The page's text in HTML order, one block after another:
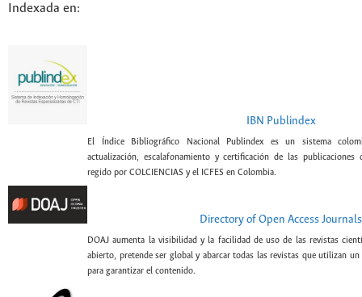
Indexada en:
IBN Publindex
El Índice Bibliográfico Nacional Publindex es un sistema
actualización, escalafonamiento y certificación de las publicaciones
regido por COLCIENCIAS y el ICFES en Colombia.
Directory of Open Access Journals
DOAJ aumenta la visibilidad y la facilidad de uso de las revistas
abierto, pretende ser global y abarcar todas las revistas que utilizan
para garantizar el contenido.